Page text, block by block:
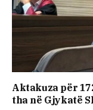
Aktakuza për
tha në Gjykatë